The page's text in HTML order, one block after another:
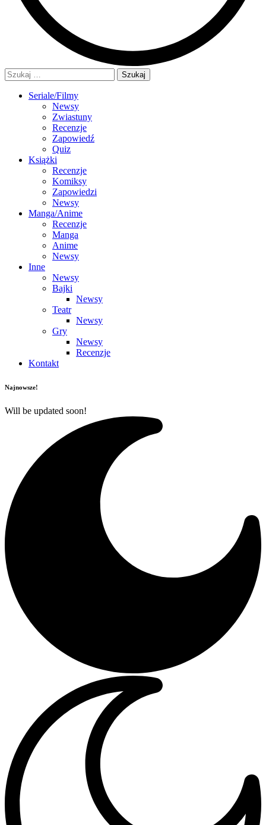
Szukaj:
Seriale/Filmy
Newsy
Zwiastuny
Recenzje
Zapowiedź
Quiz
Książki
Recenzje
Komiksy
Zapowiedzi
Newsy
Manga/Anime
Recenzje
Manga
Anime
Newsy
Inne
Newsy
Bajki
Newsy
Teatr
Newsy
Gry
Newsy
Recenzje
Kontakt
Najnowsze!
Will be updated soon!